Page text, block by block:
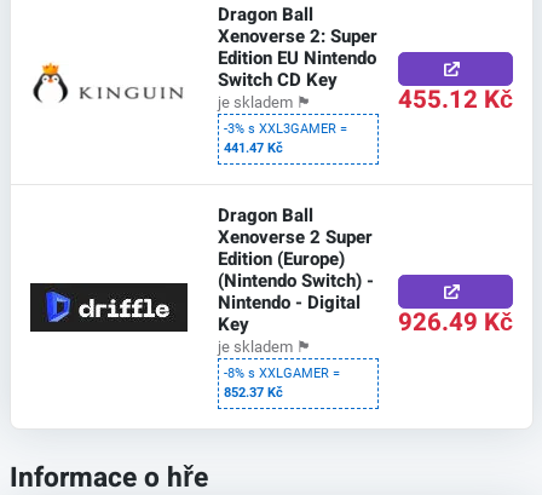
Dragon Ball
Xenoverse 2: Super
Edition EU Nintendo
Switch CD Key
je skladem 🏴
-3% s XXL3GAMER =
441.47 Kč
455.12 Kč
Dragon Ball
Xenoverse 2 Super
Edition (Europe)
(Nintendo Switch) -
Nintendo - Digital
Key
je skladem 🏴
-8% s XXLGAMER =
852.37 Kč
926.49 Kč
Informace o hře